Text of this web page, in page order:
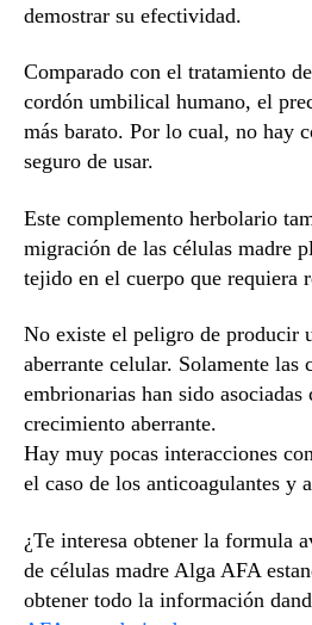
demostrar su efectividad.
Comparado con el tratamiento
cordón umbilical humano, el
más barato. Por lo cual, no hay
seguro de usar.
Este complemento herbolario
migración de las células madre
tejido en el cuerpo que requiera
No existe el peligro de producir
aberrante celular. Solamente las
embrionarias han sido
crecimiento aberrante.
Hay muy pocas interacciones
el caso de los anticoagulantes y
¿Te interesa obtener la formula
de células madre Alga AFA
obtener todo la información